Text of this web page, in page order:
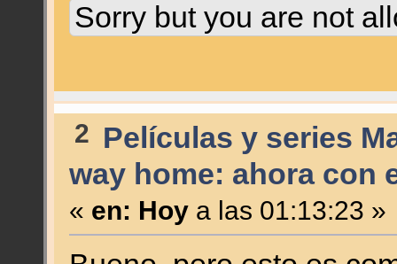
Sorry but you are not
2 Películas y series
way home: ahora con
« en: Hoya las 01:13:23 »